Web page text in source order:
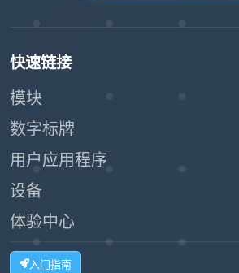
快速链接
模块
数字标牌
用户应用程序
设备
体验中心
入门指南